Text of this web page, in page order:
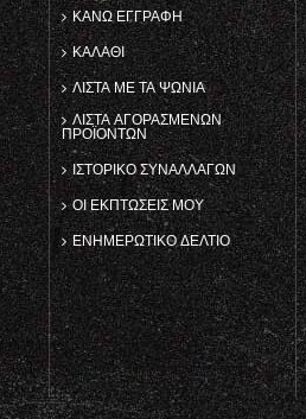
ΚΑΝΩ ΕΓΓΡΑΦΗ
ΚΑΛΆΘΙ
ΛΊΣΤΑ ΜΕ ΤΑ ΨΏΝΙΑ
ΛΊΣΤΑ ΑΓΟΡΑΣΜΈΝΩΝ
ΠΡΟΪΌΝΤΩΝ
ΙΣΤΟΡΙΚΌ ΣΥΝΑΛΛΑΓΏΝ
ΟΙ ΕΚΠΤΏΣΕΙΣ ΜΟΥ
ΕΝΗΜΕΡΩΤΙΚΌ ΔΕΛΤΊΟ